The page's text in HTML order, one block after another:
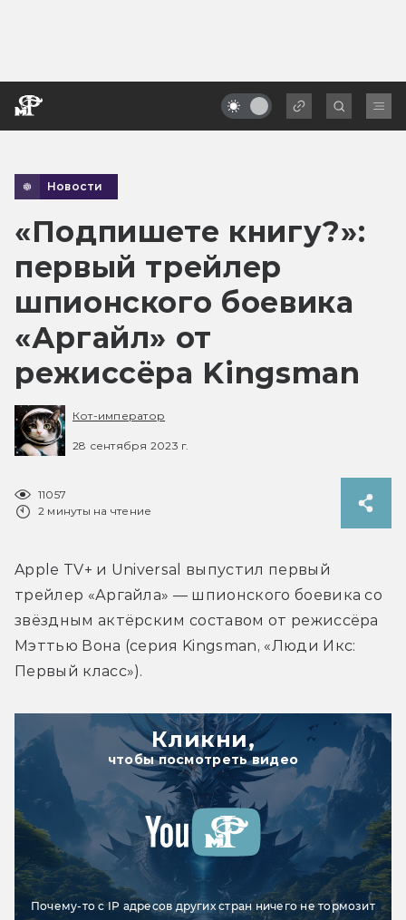
Новости
«Подпишете книгу?»:
первый трейлер
шпионского боевика
«Аргайл» от
режиссёра Kingsman
Кот-император
28 сентября 2023 г.
11057
2 минуты на чтение
Apple TV+ и Universal выпустил первый
трейлер «Аргайла» — шпионского боевика со
звёздным актёрским составом от режиссёра
Мэттью Вона (серия Kingsman, «Люди Икс:
Первый класс»).
Кликни,
чтобы посмотреть видео
Почему-то с IP адресов других стран ничего не тормозит